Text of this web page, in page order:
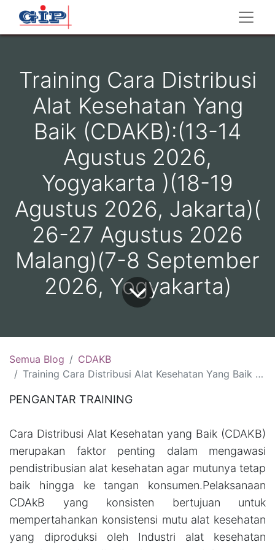
Training Cara Distribusi
Alat Kesehatan Yang
Baik (CDAKB):(13-14
Agustus 2026,
Yogyakarta )(18-19
Agustus 2026, Jakarta)(
26-27 Agustus 2026
Malang)(7-8 September
2026, Yogyakarta)
Semua Blog
CDAKB
Training Cara Distribusi Alat Kesehatan Yang Baik (CDAKB):(13-14 Agustus 2026, Yogyakarta )(18-19 Agustus 2026, Jakarta)( 26-27 Agustus 2026 Malang)(7-8 September 2026, Yogyakarta)
PENGANTAR TRAINING
Cara Distribusi Alat Kesehatan yang Baik (CDAKB)
merupakan faktor penting dalam mengawasi
pendistribusian alat kesehatan agar mutunya tetap
baik hingga ke tangan konsumen.Pelaksanaan
CDAkB yang konsisten bertujuan untuk
mempertahankan konsistensi mutu alat kesehatan
yang diproduksi oleh Industri alat kesehatan